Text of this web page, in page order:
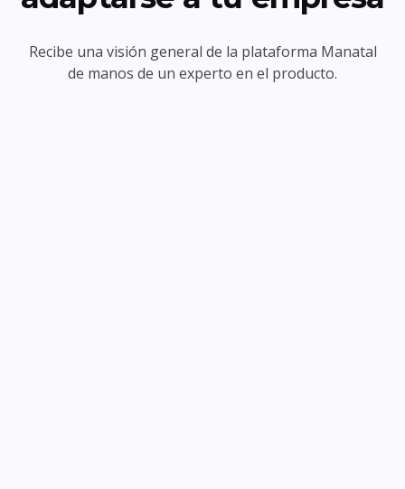
Recibe una visión general de la plataforma Manatal
de manos de un experto en el producto.